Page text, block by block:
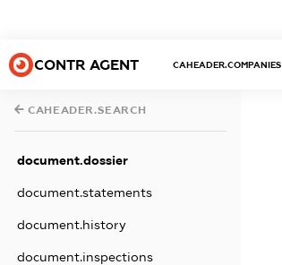
CONTR AGENT CAHEADER.COMPANIES
CAHEADER.SEARCH
document.dossier
document.statements
document.history
document.inspections